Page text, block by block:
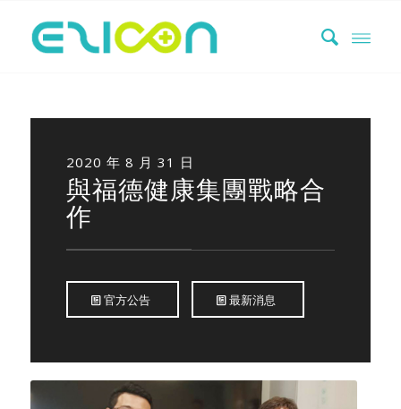
2020 年 8 月 31 日
與福德健康集團戰略合
作
官方公告 最新消息